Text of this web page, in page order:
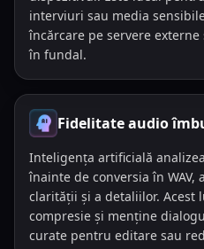
interviuri sau media
încărcare pe servere
în fundal.
Fidelitate audio
Inteligența artificială
înainte de conversia în WAV,
clarității și a detaliilor. Acest
compresie și menține
curate pentru editare sau